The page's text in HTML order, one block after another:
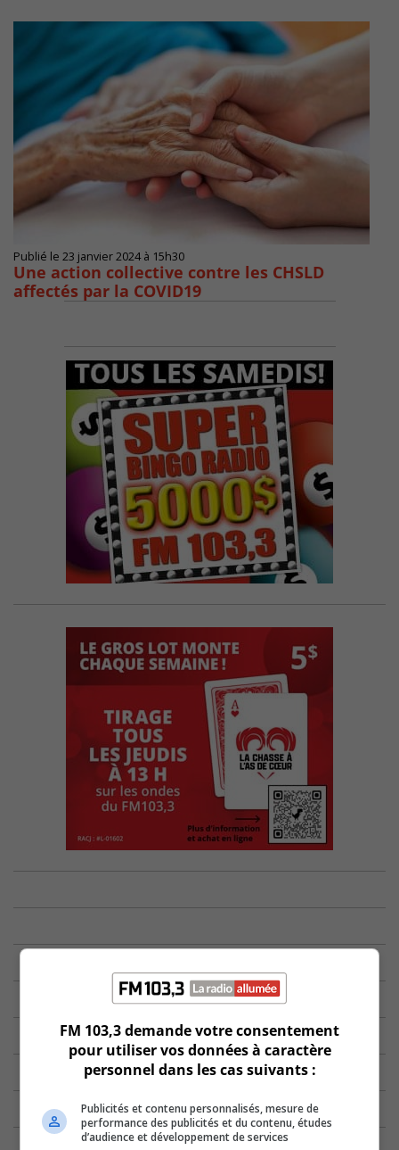
Publié le 23 janvier 2024 à 15h30
Une action collective contre les CHSLD
affectés par la COVID19
FM 103,3 demande votre consentement
pour utiliser vos données à caractère
personnel dans les cas suivants :
Publicités et contenu personnalisés, mesure de
performance des publicités et du contenu, études
d’audience et développement de services